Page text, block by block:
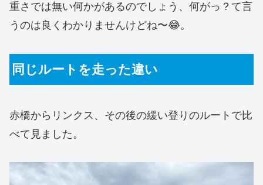
重さでは無い何かがあるのでしょう、何がっ？て言
うのは良くわかりませんけどね〜😂。
同じルートを走った違い
赤橋からリンクス、その後の緩い登りのルートで比
べて見ました。